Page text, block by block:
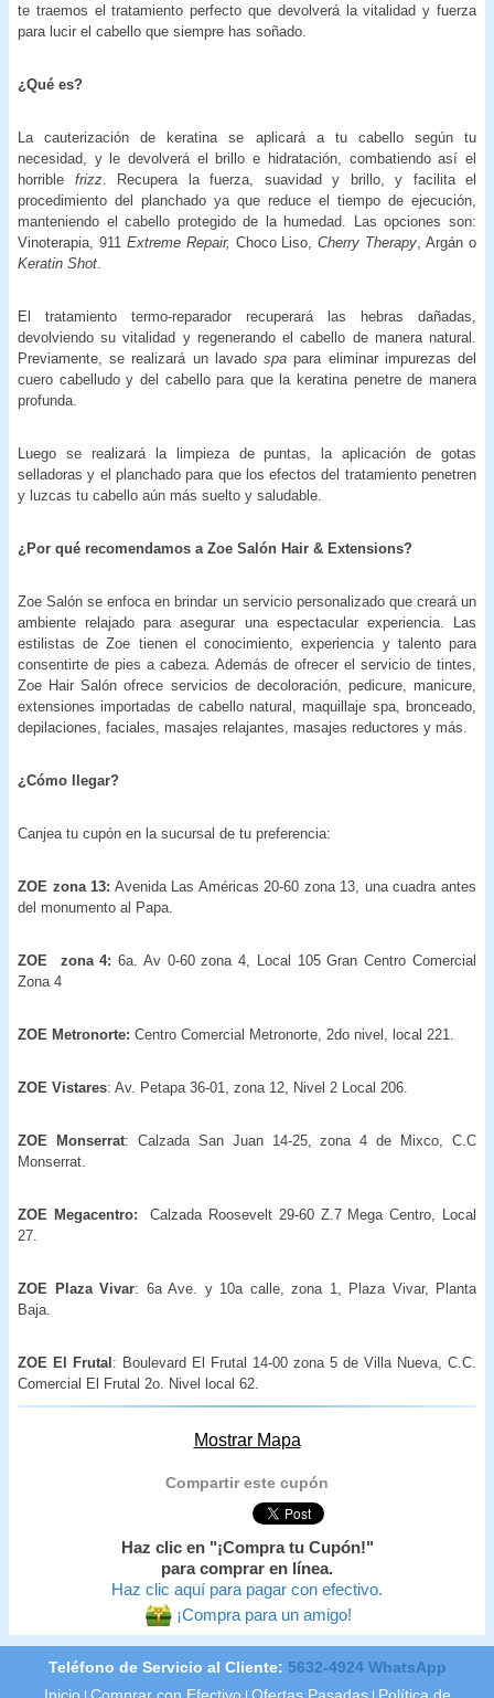
te traemos el tratamiento perfecto que devolverá la vitalidad y fuerza
para lucir el cabello que siempre has soñado.
¿Qué es?
La cauterización de keratina se aplicará a tu cabello según tu
necesidad, y le devolverá el brillo e hidratación, combatiendo así el
horrible frizz. Recupera la fuerza, suavidad y brillo, y facilita el
procedimiento del planchado ya que reduce el tiempo de ejecución,
manteniendo el cabello protegido de la humedad. Las opciones son:
Vinoterapia, 911 Extreme Repair, Choco Liso,Cherry Therapy , Argán o
Keratin Shot
El tratamiento termo-reparador recuperará las hebras dañadas,
devolviendo su vitalidad y regenerando el cabello de manera natural.
Previamente, se realizará un lavadospapara eliminar impurezas del
cuero cabelludo y del cabello para que la keratina penetre de manera
profunda.
Luego se realizará la limpieza de puntas, la aplicación de gotas
selladoras y el planchado para que los efectos del tratamiento penetren
y luzcas tu cabello aún más suelto y saludable.
¿Por qué recomendamos a Zoe Salón Hair & Extensions?
Zoe Salón se enfoca en brindar un servicio personalizado que creará un
ambiente relajado para asegurar una espectacular experiencia. Las
estilistas de Zoe tienen el conocimiento, experiencia y talento para
consentirte de pies a cabeza. Además de ofrecer el servicio de tintes,
Zoe Hair Salón ofrece servicios de decoloración, pedicure, manicure,
extensiones importadas de cabello natural, maquillaje spa, bronceado,
depilaciones, faciales, masajes relajantes, masajes reductores y más.
¿Cómo llegar?
Canjea tu cupón en la sucursal de tu preferencia:
ZOE zona 13: Avenida Las Américas 20-60 zona 13, una cuadra antes
del monumento al Papa.
ZOE zona 4: 6a. Av 0-60 zona 4, Local 105 Gran Centro Comercial
Zona 4
ZOE Metronorte: Centro Comercial Metronorte, 2do nivel, local 221.
ZOE Vistares: Av. Petapa 36-01, zona 12, Nivel 2 Local 206.
ZOE Monserrat: Calzada San Juan 14-25, zona 4 de Mixco, C.C
Monserrat.
ZOE Megacentro: Calzada Roosevelt 29-60 Z.7 Mega Centro, Local
27.
ZOE Plaza Vivar: 6a Ave. y 10a calle, zona 1, Plaza Vivar, Planta
Baja.
ZOE El Frutal : Boulevard El Frutal 14-00 zona 5 de Villa Nueva, C.C.
Comercial El Frutal 2o. Nivel local 62.
Mostrar Mapa
Compartir este cupón
Haz clic en "¡Compra tu Cupón!"
para comprar en línea.
Haz clic aquí para pagar con efectivo.
¡Compra para un amigo!
Teléfono de Servicio al Cliente: 5632-4924 WhatsApp